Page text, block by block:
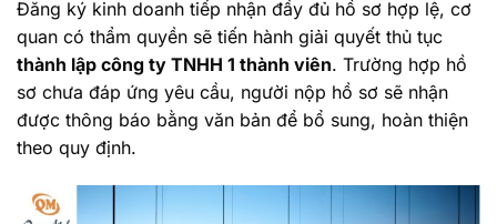
Đăng ký kinh doanh tiếp nhận đầy đủ hồ sơ hợp lệ, cơ
quan có thẩm quyền sẽ tiến hành giải quyết thủ tục
thành lập công ty TNHH 1 thành viên. Trường hợp hồ
sơ chưa đáp ứng yêu cầu, người nộp hồ sơ sẽ nhận
được thông báo bằng văn bản để bổ sung, hoàn thiện
theo quy định.